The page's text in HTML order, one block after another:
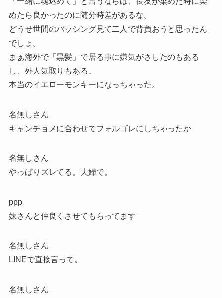
めたら良かったのに随分時差があるな。
どうせ世間のバッシング見て二人で背負おうと思ったん
でしょ。
まぁ海外で「黒髪」で居る事に嫌気がさしたのもある
し、外人気取りもある。
本当のイエローモンキーになっちゃった。
名無しさん
キャンチョメに合わせてフォルゴレにしちゃったか
名無しさん
やっぱりズレてる。夫婦で。
ppp
妹さんと仲良くさせてもらってます
名無しさん
LINEで直接言って。
名無しさん